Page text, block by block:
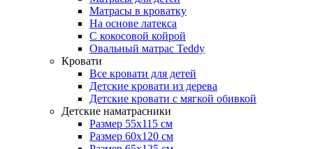
Матрасы в кроватку
На основе латекса
С кокосовой койрой
Овальный матрас Teddy
Кровати
Все кровати для детей
Детские кровати из дерева
Детские кровати с мягкой обивкой
Детские наматрасники
Размер 55x115 см
Размер 60x120 см